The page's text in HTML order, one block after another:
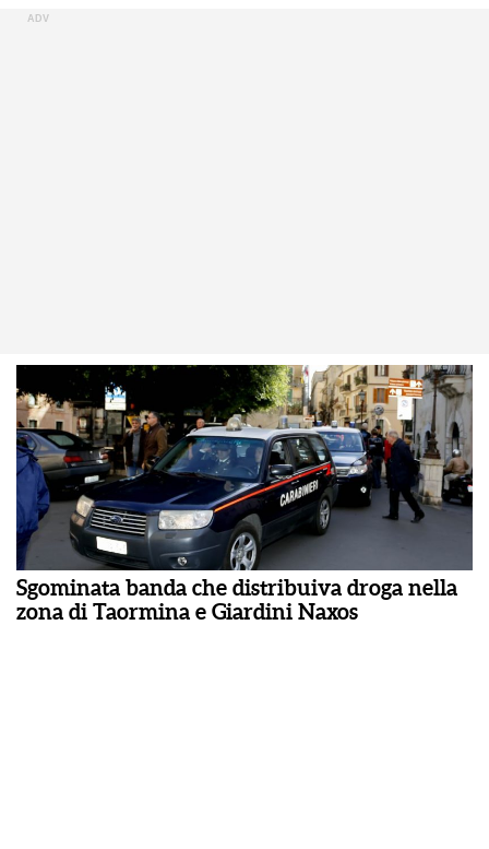
Sgominata banda che distribuiva droga nella
zona di Taormina e Giardini Naxos